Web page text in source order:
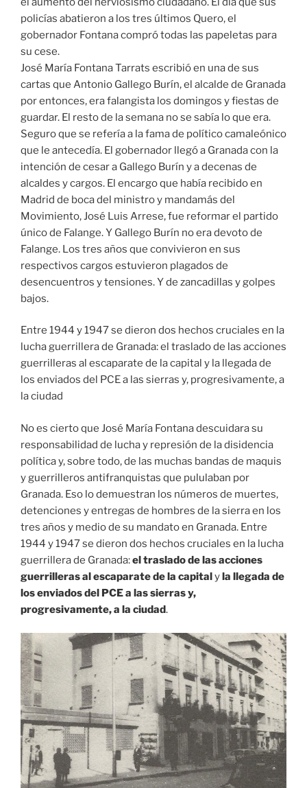
policías abatieron a los tres últimos Quero, el
gobernador Fontana compró todas las papeletas para
su cese.
José María Fontana Tarrats escribió en una de sus
cartas que Antonio Gallego Burín, el alcalde de Granada
por entonces, era falangista los domingos y fiestas de
guardar. El resto de la semana no se sabía lo que era.
Seguro que se refería a la fama de político camaleónico
que le antecedía. El gobernador llegó a Granada con la
intención de cesar a Gallego Burín y a decenas de
alcaldes y cargos. El encargo que había recibido en
Madrid de boca del ministro y mandamás del
Movimiento, José Luis Arrese, fue reformar el partido
único de Falange. Y Gallego Burín no era devoto de
Falange. Los tres años que convivieron en sus
respectivos cargos estuvieron plagados de
desencuentros y tensiones. Y de zancadillas y golpes
bajos.
Entre 1944 y 1947 se dieron dos hechos cruciales en la
lucha guerrillera de Granada: el traslado de las acciones
guerrilleras al escaparate de la capital y la llegada de
los enviados del PCE a las sierras y, progresivamente, a
la ciudad
No es cierto que José María Fontana descuidara su
responsabilidad de lucha y represión de la disidencia
política y, sobre todo, de las muchas bandas de maquis
y guerrilleros antifranquistas que pululaban por
Granada. Eso lo demuestran los números de muertes,
detenciones y entregas de hombres de la sierra en los
tres años y medio de su mandato en Granada. Entre
1944 y 1947 se dieron dos hechos cruciales en la lucha
guerrillera de Granada:el traslado de las acciones
guerrilleras al escaparate de la capitalyla llegada de
los enviados del PCE a las sierras y,
progresivamente, a la ciudad.